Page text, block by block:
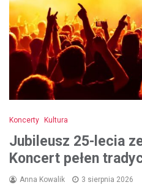
Koncerty Kultura
Jubileusz 25-lecia
Koncert pełen
Anna Kowalik 3 sierpnia 2026